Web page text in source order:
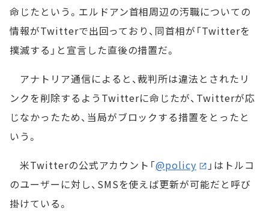
命じたという。エルドアン首相周辺の汚職についての
情報がTwitterで出回っており、同首相が「Twitterを
撲滅する」と宣言した直後の措置だ。
アナトリア通信によると、裁判所は違法とされたリ
ンクを削除するようTwitterに命じたが、Twitterが応
じなかったため、当局がブロックする措置をとったと
いう。
米Twitterの公式アカウント「@policy
」はトルコ
のユーザーに対し、SMSを使えば更新が可能だと呼び
掛けている。